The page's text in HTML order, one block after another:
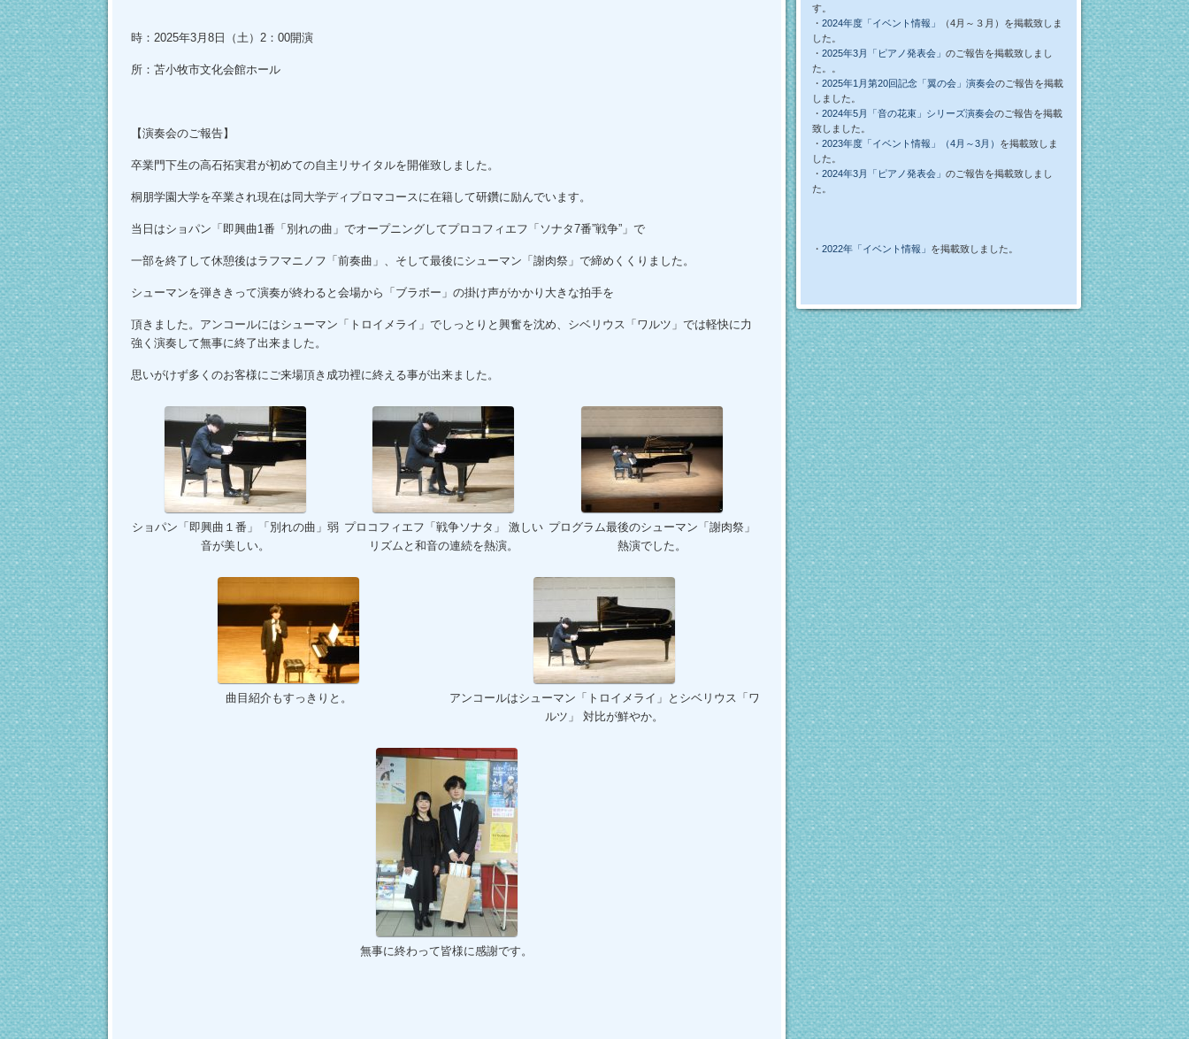
時：2025年3月8日（土）2：00開演
所：苫小牧市文化会館ホール
【演奏会のご報告】
卒業門下生の高石拓実君が初めての自主リサイタルを開催致しました。
桐朋学園大学を卒業され現在は同大学ディプロマコースに在籍して研鑽に励んでいます。
当日はショパン「即興曲1番「別れの曲」でオープニングしてプロコフィエフ「ソナタ7番”戦争”」で
一部を終了して休憩後はラフマニノフ「前奏曲」、そして最後にシューマン「謝肉祭」で締めくくりました。
シューマンを弾ききって演奏が終わると会場から「ブラボー」の掛け声がかかり大きな拍手を
頂きました。アンコールにはシューマン「トロイメライ」でしっとりと興奮を沈め、シベリウス「ワルツ」では軽快に力
強く演奏して無事に終了出来ました。
思いがけず多くのお客様にご来場頂き成功裡に終える事が出来ました。
ショパン「即興曲１番」「別れの曲」弱
音が美しい。
プロコフィエフ「戦争ソナタ」 激しい
リズムと和音の連続を熱演。
プログラム最後のシューマン「謝肉祭」
熱演でした。
曲目紹介もすっきりと。
アンコールはシューマン「トロイメライ」とシベリウス「ワ
ルツ」 対比が鮮やか。
無事に終わって皆様に感謝です。
す。
・2024年度「イベント情報」
（4月～３月）を掲載致しま
した。
・2025年3月「ピアノ発表会」のご報告を掲載致しまし
た。。
・2025年1月第20回記念「翼の会」演奏会のご報告を掲載
しました。
・2024年5月「音の花束」シリーズ演奏会のご報告を掲載
致しました。
・2023年度「イベント情報」（4月～3月） を掲載致しま
した。
・2024年3月「ピアノ発表会」のご報告を掲載致しまし
た。
・2022年「イベント情報」 を掲載致しました。